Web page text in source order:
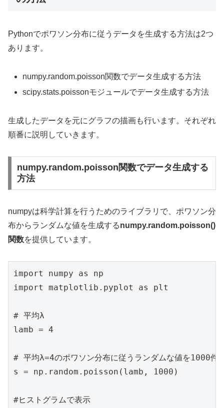
Pythonでポワソン分布に従うデータを生成する方法は2つ
あります。
numpy.random.poisson関数でデータ生成する方法
scipy.stats.poissonモジュールでデータ生成する方法
生成したデータを元にグラフの描画も行います。それぞれ
順番に説明していきます。
numpy.random.poisson関数でデータ生成する
方法
numpyは科学計算を行うためのライブラリで、ポワソン分
布からランダムな値を生成するnumpy.random.poisson()
関数を提供しています。
import numpy as np
import matplotlib.pyplot as plt
# 平均λ
lamb = 4
# 平均λ=4のポワソン分布に従うランダムな値を1000件
s = np.random.poisson(lamb, 1000)
#ヒストグラムで表示